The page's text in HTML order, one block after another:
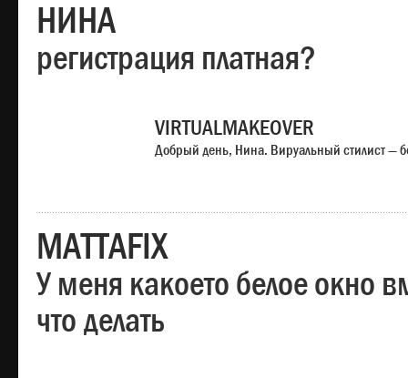
НИНА
регистрация платная?
VIRTUALMAKEOVER
Добрый день, Нина. Вируальный стилист —
MATTAFIX
У меня какоето белое окно
что делать